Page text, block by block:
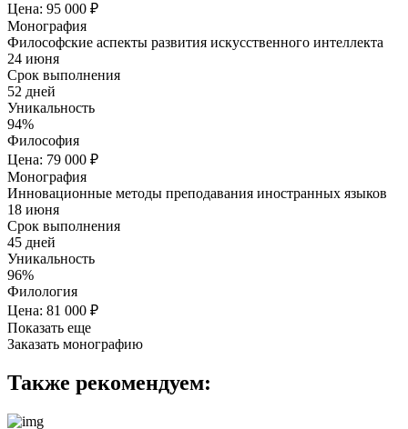
Цена: 95 000 ₽
Монография
Философские аспекты развития искусственного интеллекта
24 июня
Срок выполнения
52 дней
Уникальность
94%
Философия
Цена: 79 000 ₽
Монография
Инновационные методы преподавания иностранных языков
18 июня
Срок выполнения
45 дней
Уникальность
96%
Филология
Цена: 81 000 ₽
Показать еще
Заказать монографию
Также рекомендуем: